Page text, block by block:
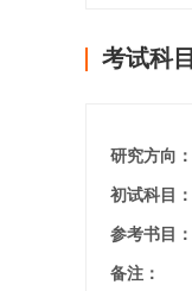
考试科目
研究方向：
初试科目：
参考书目：
备注：